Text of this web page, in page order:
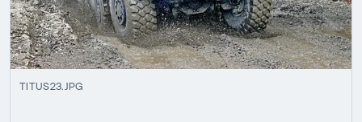
TITUS23.JPG